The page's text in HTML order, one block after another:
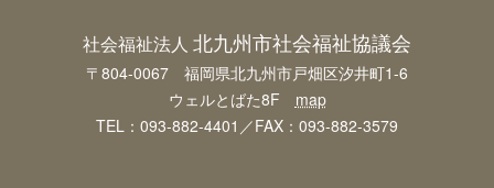
社会福祉法人 北九州市社会福祉協議会
〒804-0067 福岡県北九州市戸畑区汐井町1-6
ウェルとばた8F map
TEL：093-882-4401／FAX：093-882-3579